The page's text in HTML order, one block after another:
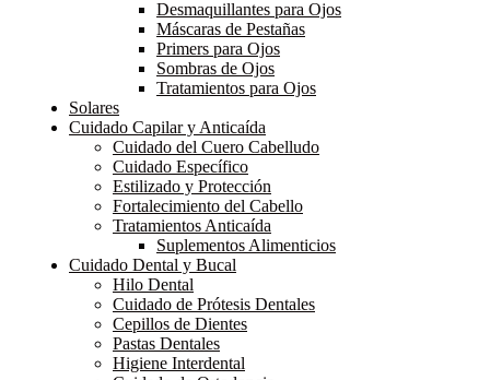
Desmaquillantes para Ojos
Máscaras de Pestañas
Primers para Ojos
Sombras de Ojos
Tratamientos para Ojos
Solares
Cuidado Capilar y Anticaída
Cuidado del Cuero Cabelludo
Cuidado Específico
Estilizado y Protección
Fortalecimiento del Cabello
Tratamientos Anticaída
Suplementos Alimenticios
Cuidado Dental y Bucal
Hilo Dental
Cuidado de Prótesis Dentales
Cepillos de Dientes
Pastas Dentales
Higiene Interdental